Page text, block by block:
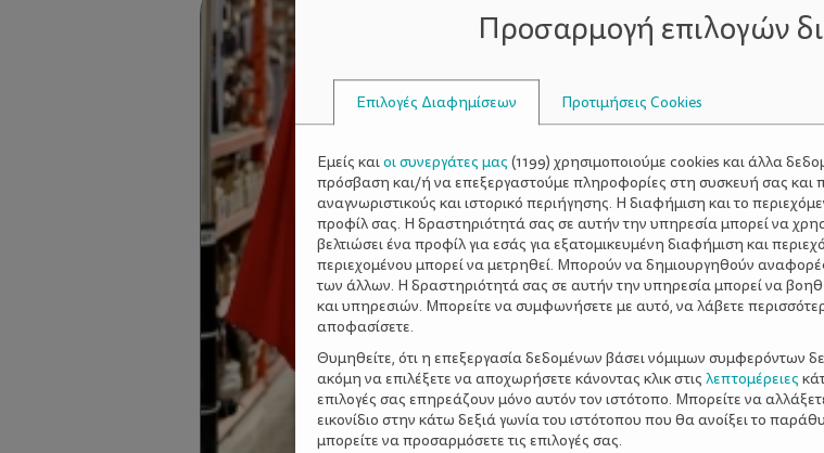
Προσαρμογή επιλογών
Επιλογές Διαφημίσεων Προτιμήσεις Cookies
Εμείς καιοι συνεργάτες μας (1199) χρησιμοποιούμε cookies και άλλα
πρόσβαση και/ή να επεξεργαστούμε πληροφορίες στη συσκευή σας και
αναγνωριστικούς και ιστορικό περιήγησης. Η διαφήμιση και το
προφίλ σας. Η δραστηριότητά σας σε αυτήν την υπηρεσία μπορεί να
βελτιώσει ένα προφίλ για εσάς για εξατομικευμένη διαφήμιση και
περιεχομένου μπορεί να μετρηθεί. Μπορούν να δημιουργηθούν
των άλλων. Η δραστηριότητά σας σε αυτήν την υπηρεσία μπορεί να
και υπηρεσιών. Μπορείτε να συμφωνήσετε με αυτό, να λάβετε
αποφασίσετε.
Θυμηθείτε, ότι η επεξεργασία δεδομένων βάσει νόμιμων συμφερόντων
ακόμη να επιλέξετε να αποχωρήσετε κάνοντας κλικ στις λεπτομέρειες
επιλογές σας επηρεάζουν μόνο αυτόν τον ιστότοπο. Μπορείτε να
εικονίδιο στην κάτω δεξιά γωνία του ιστότοπου που θα ανοίξει το
μπορείτε να προσαρμόσετε τις επιλογές σας.